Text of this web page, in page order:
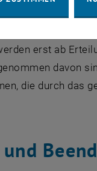
obliegt
zur Funktion
erst ab
davon
die durch das